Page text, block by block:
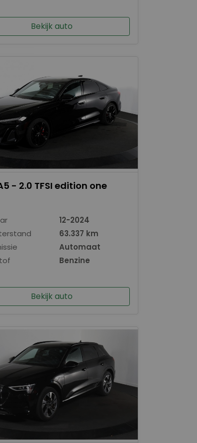
Bekijk auto
- 2.0 TFSI edition one
12-2024
63.337 km
Automaat
Benzine
Bekijk auto